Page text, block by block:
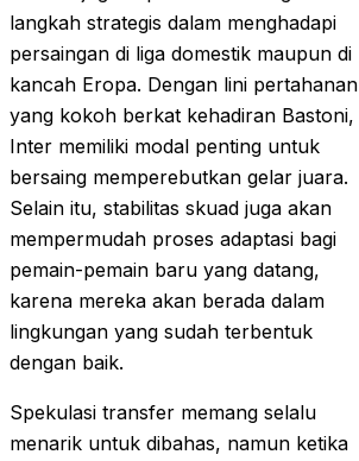
langkah strategis dalam menghadapi
persaingan di liga domestik maupun di
kancah Eropa. Dengan lini pertahanan
yang kokoh berkat kehadiran Bastoni,
Inter memiliki modal penting untuk
bersaing memperebutkan gelar juara.
Selain itu, stabilitas skuad juga akan
mempermudah proses adaptasi bagi
pemain-pemain baru yang datang,
karena mereka akan berada dalam
lingkungan yang sudah terbentuk
dengan baik.
Spekulasi transfer memang selalu
menarik untuk dibahas, namun ketika